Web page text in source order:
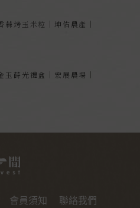
蒜烤玉米粒｜坤佑農產｜
玉蒔光禮盒｜宏展農場｜
會員須知 聯絡我們